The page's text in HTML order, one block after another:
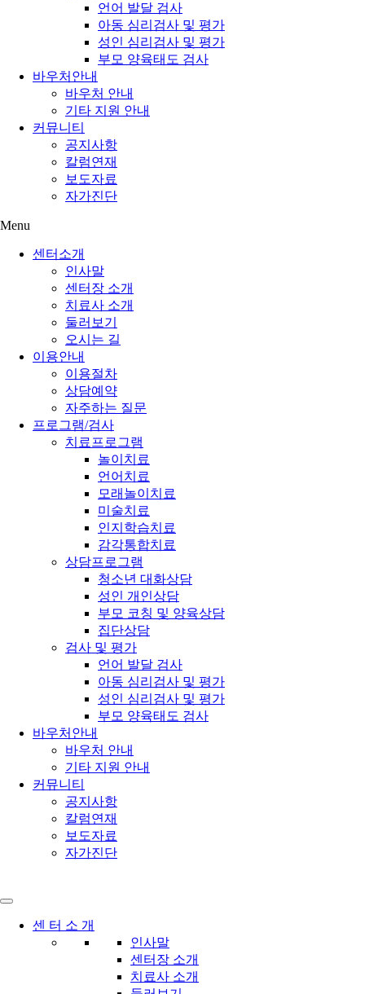
언어 발달 검사
아동 심리검사 및 평가
성인 심리검사 및 평가
부모 양육태도 검사
바우처안내
바우처 안내
기타 지원 안내
커뮤니티
공지사항
칼럼연재
보도자료
자가진단
Menu
센터소개
인사말
센터장 소개
치료사 소개
둘러보기
오시는 길
이용안내
이용절차
상담예약
자주하는 질문
프로그램/검사
치료프로그램
놀이치료
언어치료
모래놀이치료
미술치료
인지학습치료
감각통합치료
상담프로그램
청소년 대화상담
성인 개인상담
부모 코칭 및 양육상담
집단상담
검사 및 평가
언어 발달 검사
아동 심리검사 및 평가
성인 심리검사 및 평가
부모 양육태도 검사
바우처안내
바우처 안내
기타 지원 안내
커뮤니티
공지사항
칼럼연재
보도자료
자가진단
센 터 소 개
인사말
센터장 소개
치료사 소개